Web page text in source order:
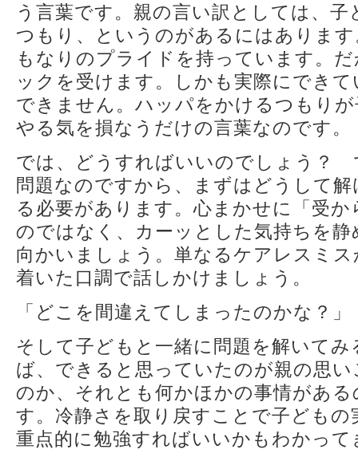
う言葉です。親の言い訳としては、
つもり、というのがあるにはありま
もなりのプライドを持っています。
ックを受けます。しかも実際にでき
できません。ハッパをかけるつもり
やる気を損なうだけの言葉なのです。
では、どうすればいいのでしょう？
問題なのですから、まずはどうして
る必要があります。心まかせに「受
のではなく、カーッとした気持ちを
向かいましょう。単なるケアレスミ
着いた口調で話しかけましょう。
「どこを間違えてしまったのかな？」
そして子どもと一緒に問題を解いて
ば、できると思っていたのが親の思
のか、それとも何かほかの事情があ
す。冷静さを取り戻すことで子ども
重点的に勉強すればいいかもわかって